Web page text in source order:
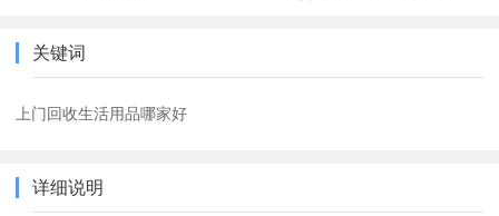
关键词
上门回收生活用品哪家好
详细说明